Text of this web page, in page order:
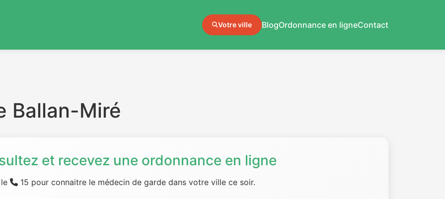
Votre ville BlogOrdonnance en ligneContact
Ballan-Miré
et recevez une ordonnance en ligne
15 pour connaitre le médecin de garde dans votre ville ce soir.